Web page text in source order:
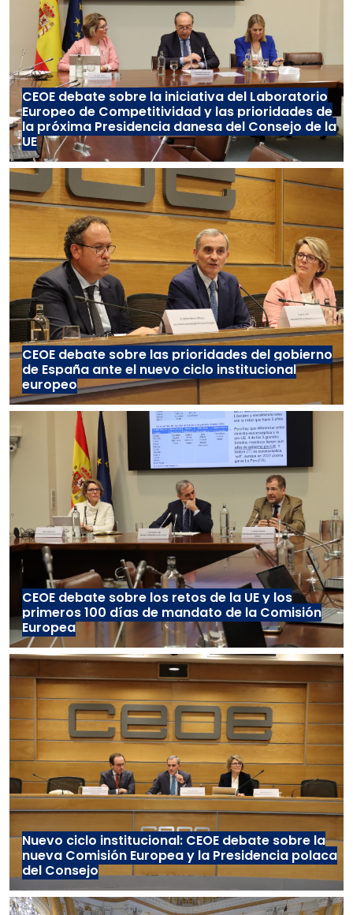
CEOE debate sobre la iniciativa del Laboratorio
Europeo de Competitividad y las prioridades de
la próxima Presidencia danesa del Consejo de la
UE
CEOE debate sobre las prioridades del gobierno
de España ante el nuevo ciclo institucional
europeo
CEOE debate sobre los retos de la UE y los
primeros 100 días de mandato de la Comisión
Europea
Nuevo ciclo institucional: CEOE debate sobre la
nueva Comisión Europea y la Presidencia polaca
del Consejo